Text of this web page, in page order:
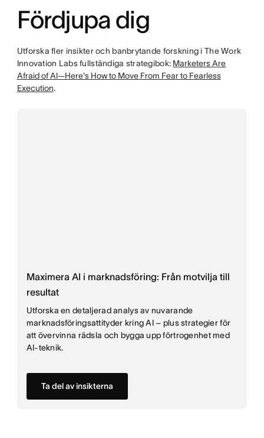
Fördjupa dig
Utforska fler insikter och banbrytande forskning i The Work
Innovation Labs fullständiga strategibok: Marketers Are
Afraid of AI—Here's How to Move From Fear to Fearless
Execution.
Maximera AI i marknadsföring: Från motvilja till
resultat
Utforska en detaljerad analys av nuvarande
marknadsföringsattityder kring AI – plus strategier för
att övervinna rädsla och bygga upp förtrogenhet med
AI-teknik.
Ta del av insikterna